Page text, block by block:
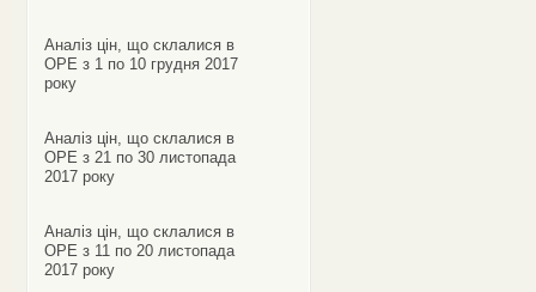
Аналіз цін, що склалися в
ОРЕ з 1 по 10 грудня 2017
року
Аналіз цін, що склалися в
ОРЕ з 21 по 30 листопада
2017 року
Аналіз цін, що склалися в
ОРЕ з 11 по 20 листопада
2017 року